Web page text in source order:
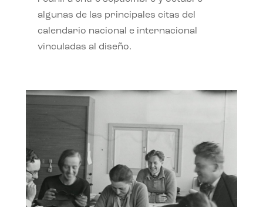
algunas de las principales citas del
calendario nacional e internacional
vinculadas al diseño.